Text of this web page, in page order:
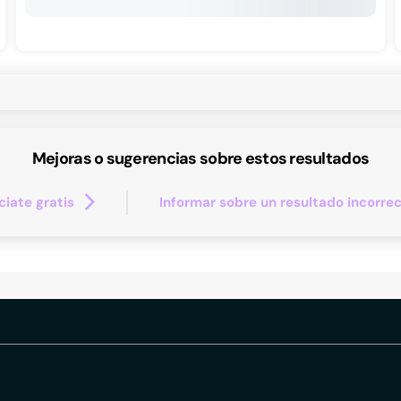
Mejoras o sugerencias sobre estos resultados
gratis Informar sobre un resultado